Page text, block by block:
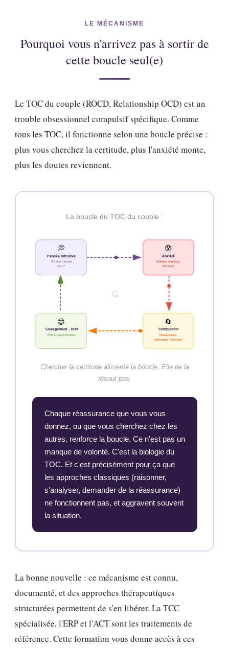
LE MÉCANISME
Pourquoi vous n'arrivez pas à sortir de
cette boucle seul(e)
Le TOC du couple (ROCD, Relationship OCD) est un
trouble obsessionnel compulsif spécifique. Comme
tous les TOC, il fonctionne selon une boucle précise :
plus vous cherchez la certitude, plus l'anxiété monte,
plus les doutes reviennent.
La boucle du TOC du couple :
💭
Pensée intrusive
"Et si je n'aimais
plus ?"
😰
Anxiété
Malaise, angoisse,
détresse
🔄
Compulsion
Réassurance,
vérification, évitement
😌
Soulagement... bref
Puis ça recommence
↺
Chercher la certitude alimente la boucle. Elle ne la
résout pas.
Chaque réassurance que vous vous
donnez, ou que vous cherchez chez les
autres, renforce la boucle. Ce n'est pas un
manque de volonté. C'est la biologie du
TOC. Et c'est précisément pour ça que
les approches classiques (raisonner,
s'analyser, demander de la réassurance)
ne fonctionnent pas, et aggravent souvent
la situation.
La bonne nouvelle : ce mécanisme est connu,
documenté, et des approches thérapeutiques
structurées permettent de s'en libérer. La TCC
spécialisée, l'ERP et l'ACT sont les traitements de
référence. Cette formation vous donne accès à ces